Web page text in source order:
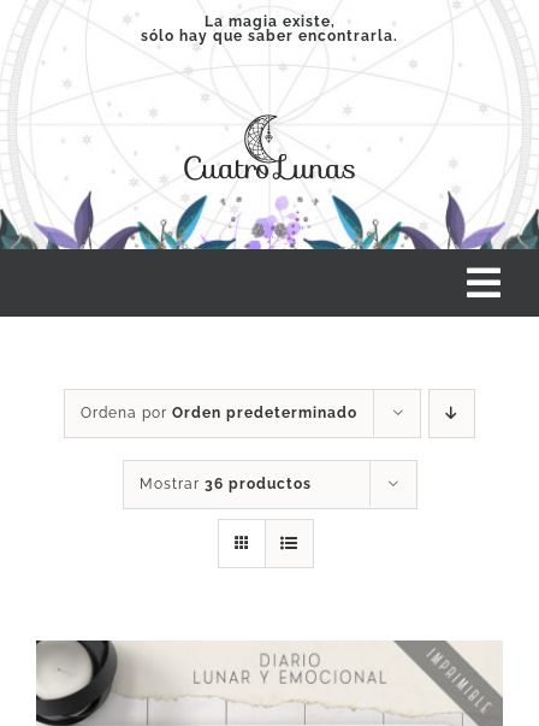
Saltar
contenido
La magia existe,
sólo hay que saber encontrarla.
SERVICIOS
PRODUCTOS
Ordena por Orden predeterminado
Mostrar 36 productos